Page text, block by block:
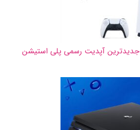
PS5 Update 13.60 جدیدترین آپدیت رسمی پلی استیشن